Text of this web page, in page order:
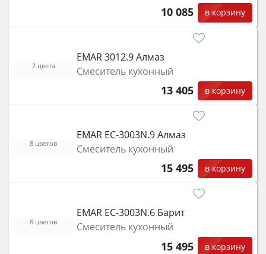
10 085 в корзину
EMAR 3012.9 Алмаз
Смеситель кухонный
13 405 в корзину
2 цвета
EMAR EC-3003N.9 Алмаз
Смеситель кухонный
15 495 в корзину
8 цветов
EMAR EC-3003N.6 Барит
Смеситель кухонный
15 495 в корзину
8 цветов